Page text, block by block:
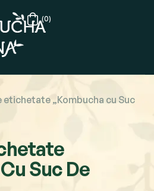
(0)
Suc De
etichetate „Kombucha cu Suc